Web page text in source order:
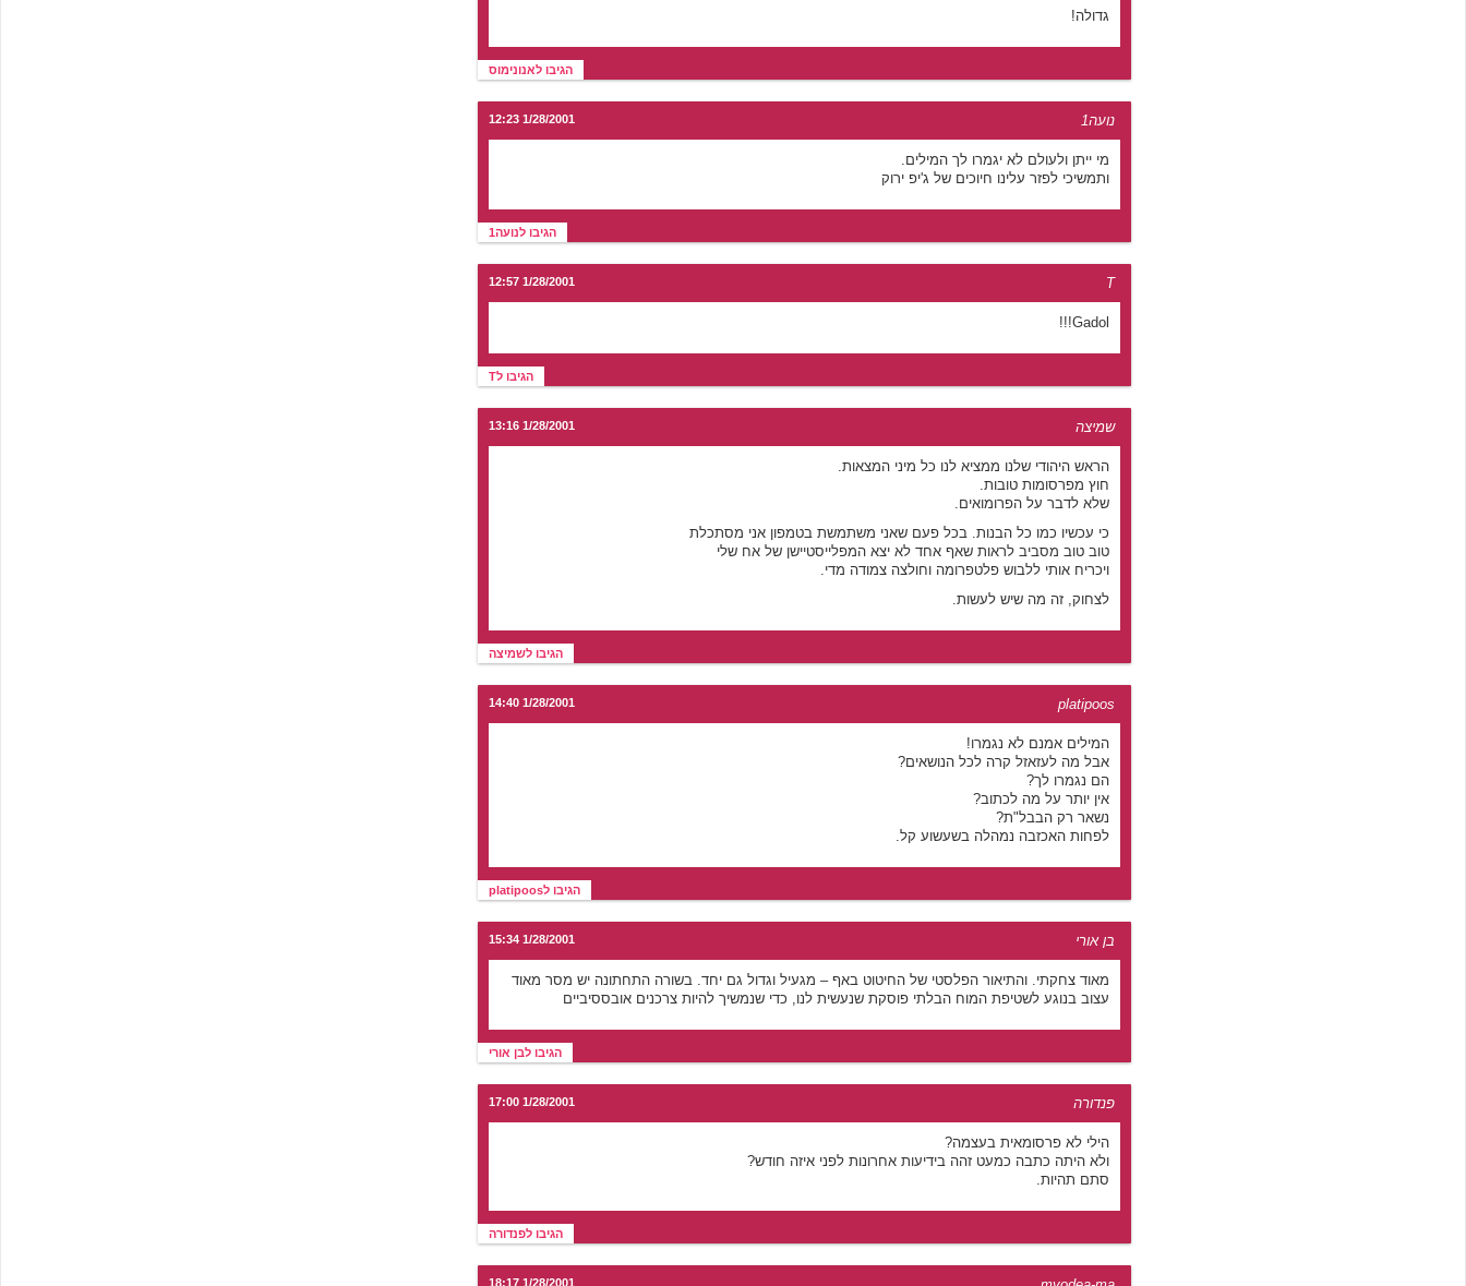
גדולה!
הגיבו לאנונימוס
נועה1 1/28/2001 12:23
מי ייתן ולעולם לא יגמרו לך המילים.
ותמשיכי לפזר עלינו חיוכים של ג'יפ ירוק
הגיבו לנועה1
T
1/28/2001 12:57
Gadol!!!
הגיבו לT
שמיצה 1/28/2001 13:16
הראש היהודי שלנו ממציא לנו כל מיני המצאות.
חוץ מפרסומות טובות.
שלא לדבר על הפרומואים.
כי עכשיו כמו כל הבנות. בכל פעם שאני משתמשת בטמפון אני מסתכלת
טוב טוב מסביב לראות שאף אחד לא יצא המפלייסטיישן של אח שלי
ויכריח אותי ללבוש פלטפרומה וחולצה צמודה מדי.
לצחוק, זה מה שיש לעשות.
הגיבו לשמיצה
platipoos
1/28/2001 14:40
המילים אמנם לא נגמרו!
אבל מה לעזאזל קרה לכל הנושאים?
הם נגמרו לך?
אין יותר על מה לכתוב?
נשאר רק הבבל"ת?
לפחות האכזבה נמהלה בשעשוע קל.
הגיבו לplatipoos
בן אורי 1/28/2001 15:34
מאוד צחקתי. והתיאור הפלסטי של החיטוט באף – מגעיל וגדול גם יחד. בשורה התחתונה יש מסר מאוד
עצוב בנוגע לשטיפת המוח הבלתי פוסקת שנעשית לנו, כדי שנמשיך להיות צרכנים אובססיביים
הגיבו לבן אורי
פנדורה 1/28/2001 17:00
הילי לא פרסומאית בעצמה?
ולא היתה כתבה כמעט זהה בידיעות אחרונות לפני איזה חודש?
סתם תהיות.
הגיבו לפנדורה
1/28/2001 18:17